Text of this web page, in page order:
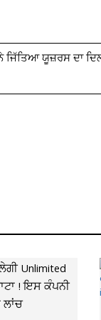
ਯੂਜ਼ਰਸ ਦਾ
Unlimited
! ਇਸ ਕੰਪਨੀ
ਲਾਂਚ